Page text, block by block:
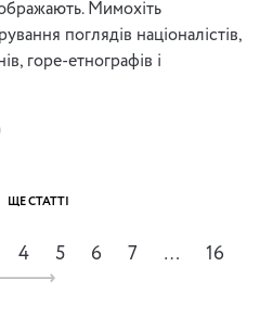
Мимохіть
поглядів націоналістів,
горе-етнографів і
ЩЕ СТАТТІ
4 5 6 7 … 16